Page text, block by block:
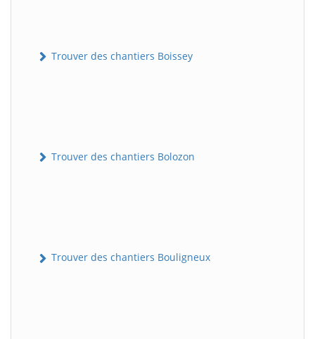
Trouver des chantiers Boissey
Trouver des chantiers Bolozon
Trouver des chantiers Bouligneux